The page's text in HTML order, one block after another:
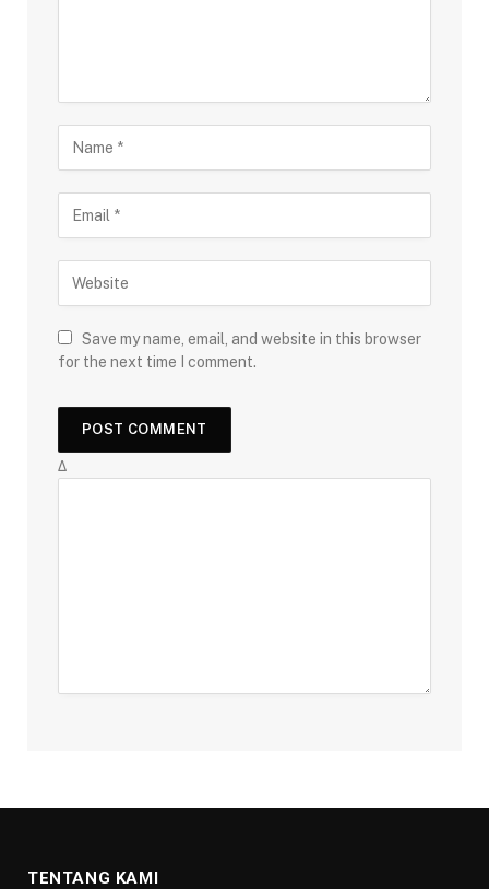
Save my name, email, and website in this browser
for the next time I comment.
Δ
TENTANG KAMI